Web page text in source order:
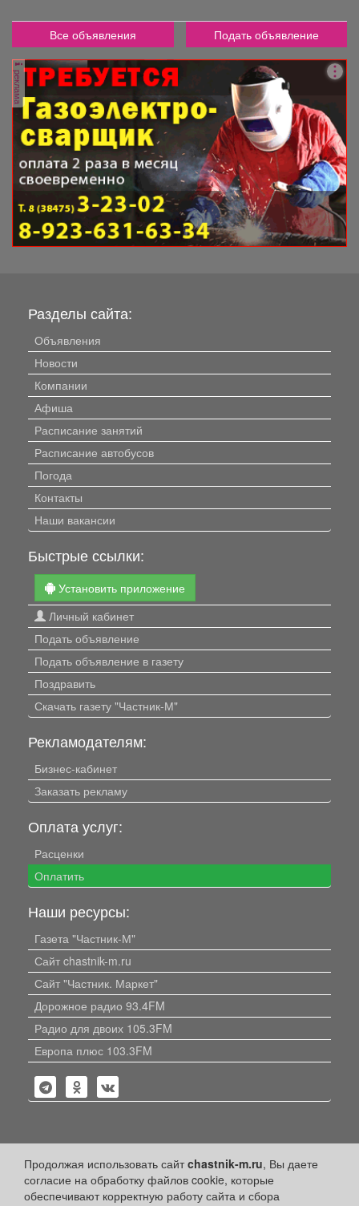
Все объявления Подать объявление
реклама
Продолжая использовать сайтchastnik-m.ru, Вы даете
согласие на обработку файлов cookie, которые
обеспечивают корректную работу сайта и сбора
Разделы сайта:
Объявления
Новости
Компании
Афиша
Расписание занятий
Расписание автобусов
Погода
Контакты
Наши вакансии
Быстрые ссылки:
Установить приложение
Личный кабинет
Подать объявление
Подать объявление в газету
Поздравить
Скачать газету "Частник-М"
Рекламодателям:
Бизнес-кабинет
Заказать рекламу
Оплата услуг:
Расценки
Оплатить
Наши ресурсы:
Газета "Частник-М"
Сайт chastnik-m.ru
Сайт "Частник. Маркет"
Дорожное радио 93.4FM
Радио для двоих 105.3FM
Европа плюс 103.3FM
Политика конфиденциальности
Публикации с пометкой «Реклама», «На правах рекламы»,
«Партнёрский проект» оплачены рекламодателем.